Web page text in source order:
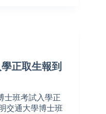
正取生報到
士班考試入學正
交通大學博士班